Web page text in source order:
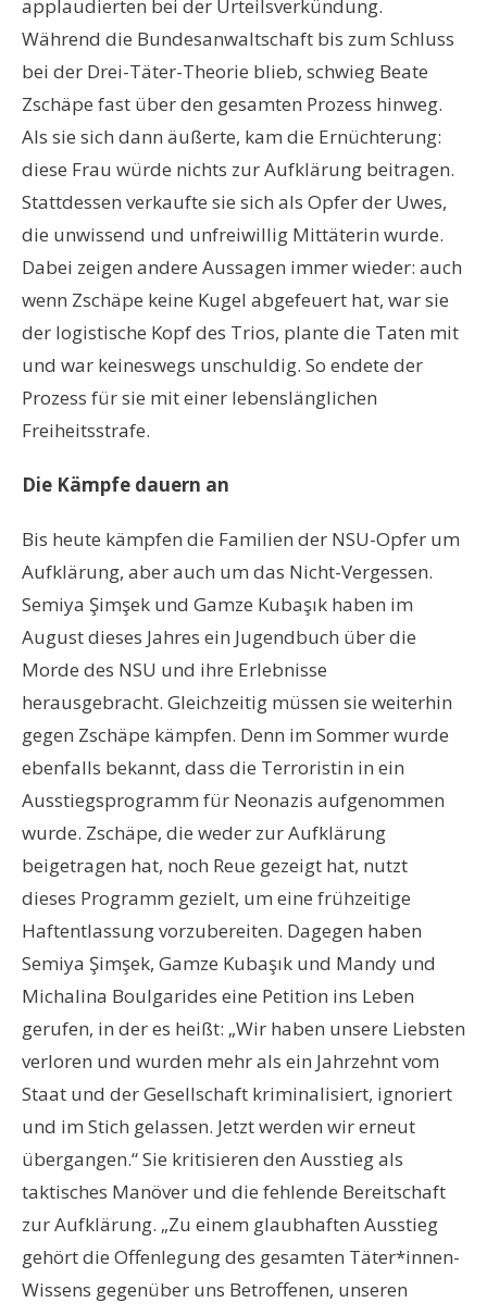
applaudierten bei der Urteilsverkündung.
Während die Bundesanwaltschaft bis zum Schluss
bei der Drei-Täter-Theorie blieb, schwieg Beate
Zschäpe fast über den gesamten Prozess hinweg.
Als sie sich dann äußerte, kam die Ernüchterung:
diese Frau würde nichts zur Aufklärung beitragen.
Stattdessen verkaufte sie sich als Opfer der Uwes,
die unwissend und unfreiwillig Mittäterin wurde.
Dabei zeigen andere Aussagen immer wieder: auch
wenn Zschäpe keine Kugel abgefeuert hat, war sie
der logistische Kopf des Trios, plante die Taten mit
und war keineswegs unschuldig. So endete der
Prozess für sie mit einer lebenslänglichen
Freiheitsstrafe.
Die Kämpfe dauern an
Bis heute kämpfen die Familien der NSU-Opfer um
Aufklärung, aber auch um das Nicht-Vergessen.
Semiya Şimşek und Gamze Kubaşık haben im
August dieses Jahres ein Jugendbuch über die
Morde des NSU und ihre Erlebnisse
herausgebracht. Gleichzeitig müssen sie weiterhin
gegen Zschäpe kämpfen. Denn im Sommer wurde
ebenfalls bekannt, dass die Terroristin in ein
Ausstiegsprogramm für Neonazis aufgenommen
wurde. Zschäpe, die weder zur Aufklärung
beigetragen hat, noch Reue gezeigt hat, nutzt
dieses Programm gezielt, um eine frühzeitige
Haftentlassung vorzubereiten. Dagegen haben
Semiya Şimşek, Gamze Kubaşık und Mandy und
Michalina Boulgarides eine Petition ins Leben
gerufen, in der es heißt: „Wir haben unsere Liebsten
verloren und wurden mehr als ein Jahrzehnt vom
Staat und der Gesellschaft kriminalisiert, ignoriert
und im Stich gelassen. Jetzt werden wir erneut
übergangen.“ Sie kritisieren den Ausstieg als
taktisches Manöver und die fehlende Bereitschaft
zur Aufklärung. „Zu einem glaubhaften Ausstieg
gehört die Offenlegung des gesamten Täter*innen-
Wissens gegenüber uns Betroffenen, unseren